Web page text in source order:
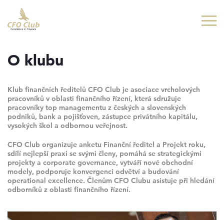
hlavní
hlavní
O klubu
Klub finančních ředitelů CFO Club je asociace vrcholových
pracovníků v oblasti finančního řízení, která sdružuje
pracovníky top managementu z českých a slovenských
podniků, bank a pojišťoven, zástupce privátního kapitálu,
vysokých škol a odbornou veřejnost.
CFO Club organizuje anketu Finanční ředitel a Projekt roku,
sdílí nejlepší praxi se svými členy, pomáhá se strategickými
projekty a corporate governance, vytváří nové obchodní
modely, podporuje konvergenci odvětví a budování
operational excellence. Členům CFO Clubu asistuje při hledání
odborníků z oblasti finančního řízení.